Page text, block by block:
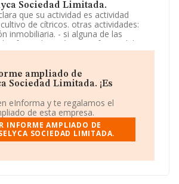
Sociedad Limitada.
que su actividad es actividad
de cítricos. otras actividades:
inmobiliaria. - si alguna de las
fuera de carácter profesional, la
como mera intermediadora entre el
Limitada. La actividad de
corresponde a 'Cultivo de cítricos',
La empresa no tiene actividad en
ha crecido y teniendo en
a disposición de INFORMA, ha
de empleados inferior a la
ampliado de
Sociedad Limitada. ¡Es
eInforma y te regalamos el
de esta empresa.
INFORME AMPLIADO DE
SOCIEDAD LIMITADA.